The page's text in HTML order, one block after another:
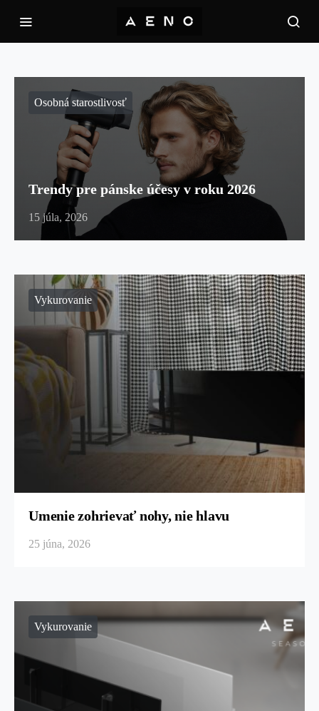
Osobná starostlivosť
Trendy pre pánske účesy v roku 2026
15 júla, 2026
Vykurovanie
Umenie zohrievať nohy, nie hlavu
25 júna, 2026
Vykurovanie